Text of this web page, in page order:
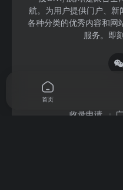
航。为用户提供门户、
各种分类的优秀内容和网
服务。即
收录申请
首页